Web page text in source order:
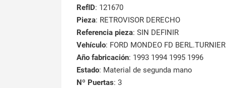
RefID: 121670
Pieza: RETROVISOR DERECHO
Referencia pieza: SIN DEFINIR
Vehículo: FORD MONDEO FD BERL.TURNIER
Año fabricación: 1993 1994 1995 1996
Estado: Material de segunda mano
Nº Puertas: 3